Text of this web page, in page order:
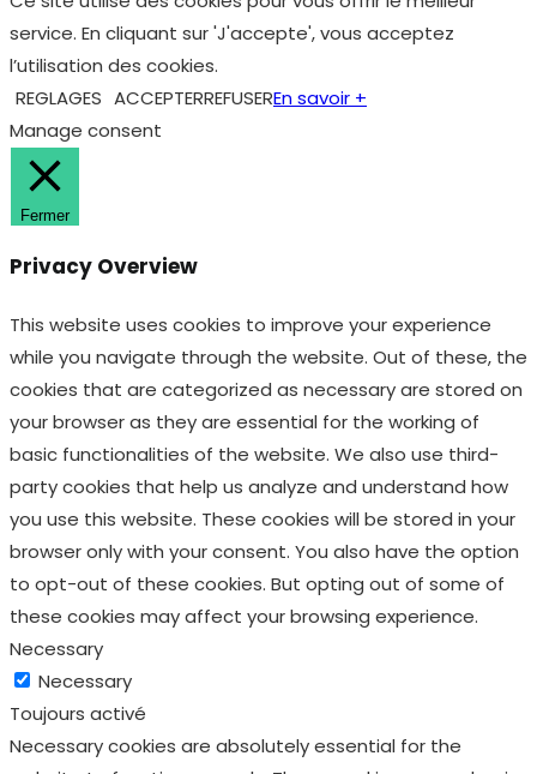
Fermer
Privacy Overview
This website uses cookies to improve your experience
while you navigate through the website. Out of these, the
cookies that are categorized as necessary are stored on
your browser as they are essential for the working of
party cookies that help us analyze and understand how
you use this website. These cookies will be stored in your
browser only with your consent. You also have the option
to opt-out of these cookies. But opting out of some of
these cookies may affect your browsing experience.
Necessary
Necessary
Toujours activé
Necessary cookies are absolutely essential for the
website to function properly. These cookies ensure basic
functionalities and security features of the website,
anonymously.
Cookie
This cookie is set by GDPR